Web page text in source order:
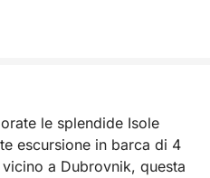
le splendide Isole
escursione in barca di 4
a Dubrovnik, questa